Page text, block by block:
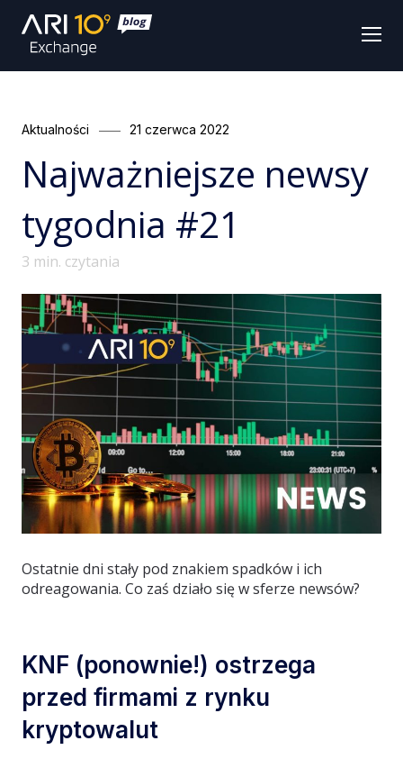
Categories
Aktualności
Posted
21 czerwca 2022
Najważniejsze newsy
tygodnia #21
3 min. czytania
Ostatnie dni stały pod znakiem spadków i ich
odreagowania. Co zaś działo się w sferze newsów?
KNF (ponownie!) ostrzega
przed firmami z rynku
kryptowalut